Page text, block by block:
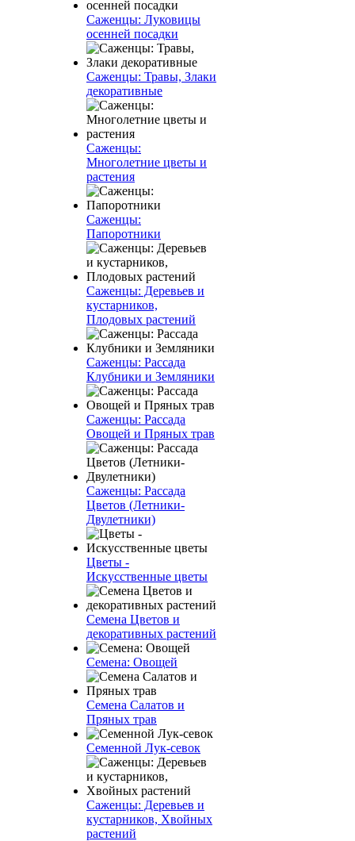
Саженцы: Луковицы
осенней посадки
Саженцы: Травы, Злаки
декоративные
Саженцы:
Многолетние цветы и
растения
Саженцы:
Папоротники
Саженцы: Деревьев и
кустарников,
Плодовых растений
Саженцы: Рассада
Клубники и Земляники
Саженцы: Рассада
Овощей и Пряных трав
Саженцы: Рассада
Цветов (Летники-
Двулетники)
Цветы -
Искусственные цветы
Семена Цветов и
декоративных растений
Семена: Овощей
Семена Салатов и
Пряных трав
Семенной Лук-севок
Саженцы: Деревьев и
кустарников, Хвойных
растений